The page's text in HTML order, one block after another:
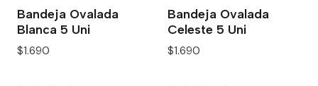
Bandeja Ovalada
Blanca 5 Uni
$1.690
Bandeja Ovalada
Celeste 5 Uni
$1.690